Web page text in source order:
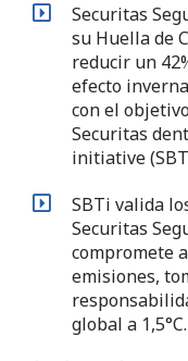
Securitas
su Huella de
reducir un
efecto
con el
Securitas
initiative
SBTi valida
Securitas
compromete
emisiones,
global a 1,5°C.